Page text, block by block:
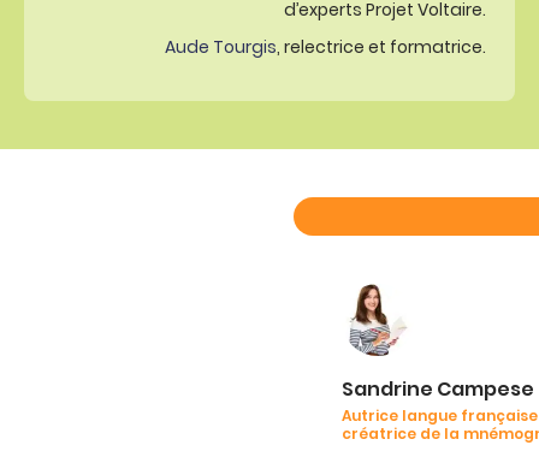
d’experts Projet Voltaire.
Aude Tourgis, relectrice et formatrice.
Sandrine Campese
Autrice langue
créatrice de la